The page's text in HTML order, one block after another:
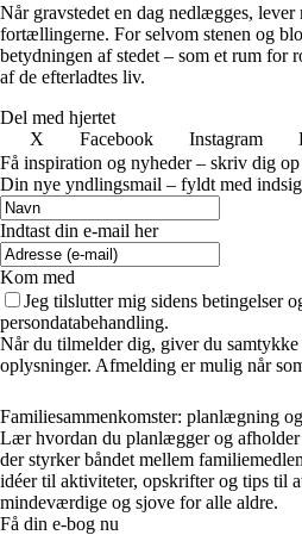
Når gravstedet en dag nedlægges,
fortællingerne. For selvom stenen og
betydningen af stedet – som et rum for
af de efterladtes liv.
Del med hjertet
X
Facebook Instagram
Få inspiration og nyheder – skriv dig op
Din nye yndlingsmail – fyldt med
Indtast din e-mail her
Kom med
Jeg tilslutter mig sidens betingelser
persondatabehandling.
Når du tilmelder dig, giver du
oplysninger. Afmelding er mulig når
Familiesammenkomster: planlægning
Lær hvordan du planlægger og
der styrker båndet mellem
idéer til aktiviteter, opskrifter og tips til
mindeværdige og sjove for alle aldre.
Få din e-bog nu